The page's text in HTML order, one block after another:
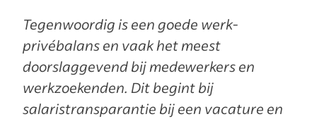
Tegenwoordig is een goede werk-
privébalans en vaak het meest
doorslaggevend bij medewerkers en
werkzoekenden. Dit begint bij
salaristransparantie bij een vacature en